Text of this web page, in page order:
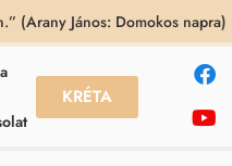
(Arany János: Domokos napra)
KRÉTA